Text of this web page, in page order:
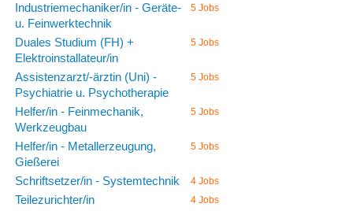
Industriemechaniker/in - Geräte-
u. Feinwerktechnik
5 Jobs
Duales Studium (FH) +
Elektroinstallateur/in
5 Jobs
Assistenzarzt/-ärztin (Uni) -
Psychiatrie u. Psychotherapie
5 Jobs
Helfer/in - Feinmechanik,
Werkzeugbau
5 Jobs
Helfer/in - Metallerzeugung,
Gießerei
5 Jobs
Schriftsetzer/in - Systemtechnik 4 Jobs
Teilezurichter/in 4 Jobs